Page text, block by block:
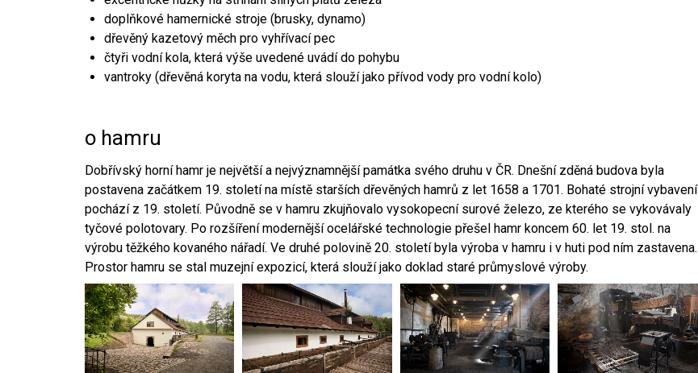
doplňkové hamernické stroje (brusky, dynamo)
dřevěný kazetový měch pro vyhřívací pec
čtyři vodní kola, která výše uvedené uvádí do pohybu
vantroky (dřevěná koryta na vodu, která slouží jako přívod vody pro vodní kolo)
o hamru
Dobřívský horní hamr je největší a nejvýznamnější památka svého druhu v ČR. Dnešní zděná budova byla
postavena začátkem 19. století na místě starších dřevěných hamrů z let 1658 a 1701. Bohaté strojní vybavení
pochází z 19. století. Původně se v hamru zkujňovalo vysokopecní surové železo, ze kterého se vykovávaly
tyčové polotovary. Po rozšíření modernější ocelářské technologie přešel hamr koncem 60. let 19. stol. na
výrobu těžkého kovaného nářadí. Ve druhé polovině 20. století byla výroba v hamru i v huti pod ním zastavena.
Prostor hamru se stal muzejní expozicí, která slouží jako doklad staré průmyslové výroby.